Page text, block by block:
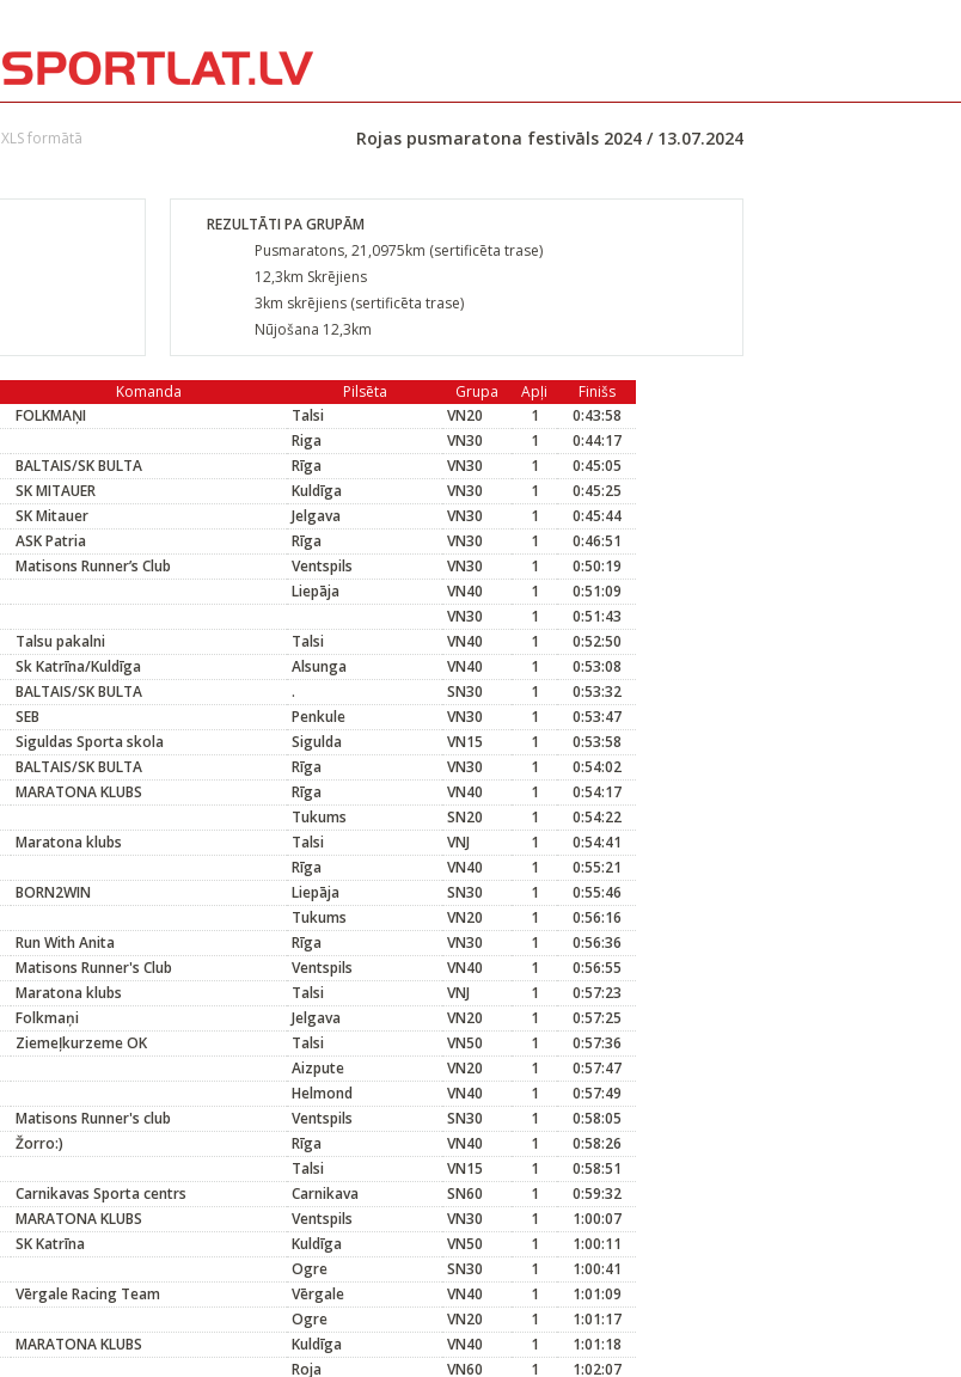
XLS formātā Rojas pusmaratona festivāls 2024 / 13.07.2024
REZULTĀTI PA GRUPĀM
Pusmaratons, 21,0975km (sertificēta trase)
12,3km Skrējiens
3km skrējiens (sertificēta trase)
Nūjošana 12,3km
Komanda Pilsēta Grupa Apļi
Finišs
FOLKMAŅI Talsi VN20 1
0:43:58
Riga VN30 1
0:44:17
BALTAIS/SK BULTA Rīga VN30 1
0:45:05
SK MITAUER Kuldīga VN30 1
0:45:25
SK Mitauer Jelgava VN30 1
0:45:44
ASK Patria Rīga VN30 1
0:46:51
Matisons Runner’s Club Ventspils VN30 1
0:50:19
Liepāja VN40 1
0:51:09
VN30 1
0:51:43
Talsu pakalni Talsi VN40 1
0:52:50
Sk Katrīna/Kuldīga Alsunga VN40 1
0:53:08
BALTAIS/SK BULTA . SN30 1
0:53:32
SEB Penkule VN30 1
0:53:47
Siguldas Sporta skola Sigulda VN15 1
0:53:58
BALTAIS/SK BULTA Rīga VN30 1
0:54:02
MARATONA KLUBS Rīga VN40 1
0:54:17
Tukums SN20 1
0:54:22
Maratona klubs Talsi VNJ 1
0:54:41
Rīga VN40 1
0:55:21
BORN2WIN Liepāja SN30 1
0:55:46
Tukums VN20 1
0:56:16
Run With Anita Rīga VN30 1
0:56:36
Matisons Runner's Club Ventspils VN40 1
0:56:55
Maratona klubs Talsi VNJ 1
0:57:23
Folkmaņi Jelgava VN20 1
0:57:25
Ziemeļkurzeme OK Talsi VN50 1
0:57:36
Aizpute VN20 1
0:57:47
Helmond VN40 1
0:57:49
Matisons Runner's club Ventspils SN30 1
0:58:05
Žorro:) Rīga VN40 1
0:58:26
Talsi VN15 1
0:58:51
Carnikavas Sporta centrs Carnikava SN60 1
0:59:32
MARATONA KLUBS Ventspils VN30 1
1:00:07
SK Katrīna Kuldīga VN50 1
1:00:11
Ogre SN30 1
1:00:41
Vērgale Racing Team Vērgale VN40 1
1:01:09
Ogre VN20 1
1:01:17
MARATONA KLUBS Kuldīga VN40 1
1:01:18
Roja VN60 1
1:02:07